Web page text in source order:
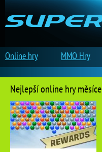
Nejlepší online hry měsíce
Online hry MMO Hry